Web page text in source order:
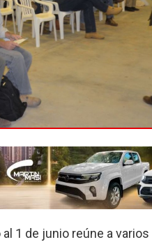
1 de junio reúne a